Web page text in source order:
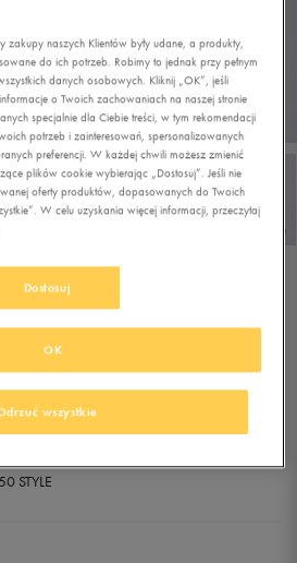
1/10
30 dni przed obniżką)
STYLE
zakupy naszych Klientów były udane, a produkty,
do ich potrzeb. Robimy to jednak przy pełnym
danych osobowych. Kliknij „OK”, jeśli
o Twoich zachowaniach na naszej stronie
specjalnie dla Ciebie treści, w tym rekomendacji
potrzeb i zainteresowań, spersonalizowanych
preferencji. W każdej chwili możesz zmienić
plików cookie wybierając „Dostosuj”. Jeśli nie
oferty produktów, dopasowanych do Twoich
W celu uzyskania więcej informacji, przeczytaj
Dostosuj
wszystkie
OK